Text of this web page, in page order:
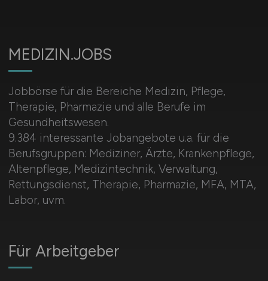
MEDIZIN.JOBS
Jobbörse für die Bereiche Medizin, Pflege,
Therapie, Pharmazie und alle Berufe im
Gesundheitswesen.
9.384 interessante Jobangebote u.a. für die
Berufsgruppen: Mediziner, Ärzte, Krankenpflege,
Altenpflege, Medizintechnik, Verwaltung,
Rettungsdienst, Therapie, Pharmazie, MFA, MTA,
Labor, uvm.
Für Arbeitgeber